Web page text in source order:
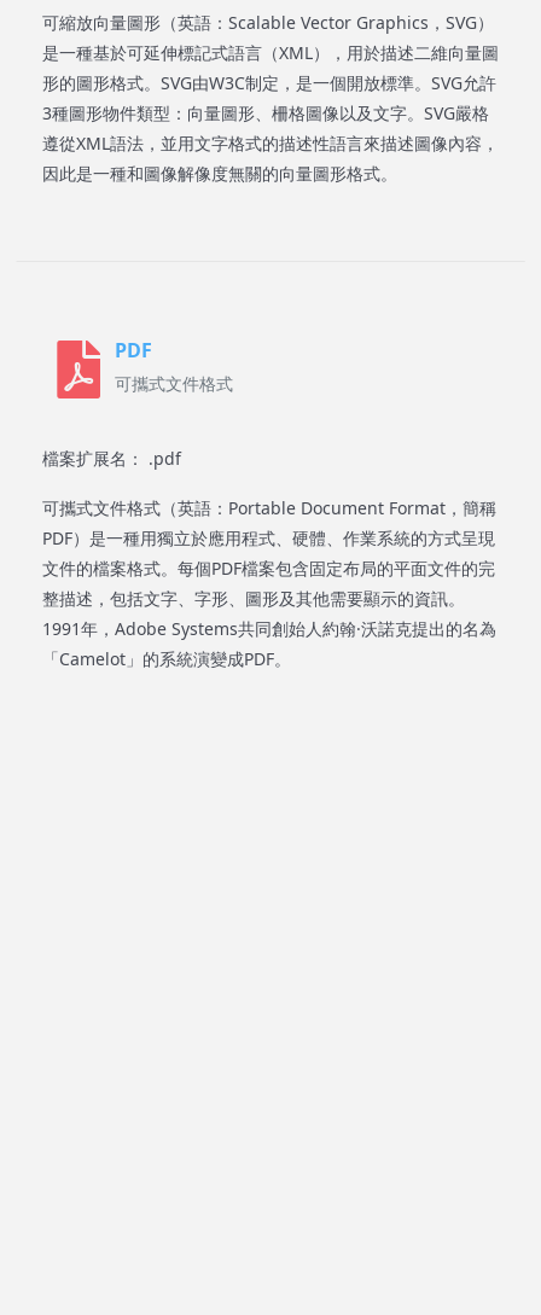
可縮放向量圖形（英語：Scalable Vector Graphics，SVG）
是一種基於可延伸標記式語言（XML），用於描述二維向量圖
形的圖形格式。SVG由W3C制定，是一個開放標準。SVG允許
3種圖形物件類型：向量圖形、柵格圖像以及文字。SVG嚴格
遵從XML語法，並用文字格式的描述性語言來描述圖像內容，
因此是一種和圖像解像度無關的向量圖形格式。
PDF
可攜式文件格式
檔案扩展名： .pdf
可攜式文件格式（英語：Portable Document Format，簡稱
PDF）是一種用獨立於應用程式、硬體、作業系統的方式呈現
文件的檔案格式。每個PDF檔案包含固定布局的平面文件的完
整描述，包括文字、字形、圖形及其他需要顯示的資訊。
1991年，Adobe Systems共同創始人約翰·沃諾克提出的名為
「Camelot」的系統演變成PDF。